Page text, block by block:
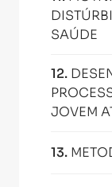
SAÚDE
12.
JOVEM
13.